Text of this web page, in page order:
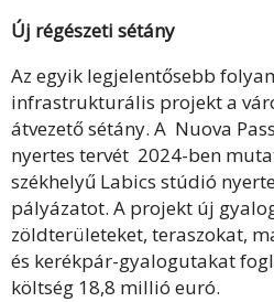
Új régészeti sétány
Az egyik legjelentősebb
infrastrukturális projekt a
átvezető sétány. A Nuova
nyertes tervét 2024-ben
székhelyű Labics stúdió
pályázatot. A projekt új
zöldterületeket, teraszokat,
és kerékpár-gyalogutakat
költség 18,8 millió euró.